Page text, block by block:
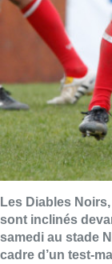
Les Diables
sont inclinés
samedi au stade
cadre d’un test-